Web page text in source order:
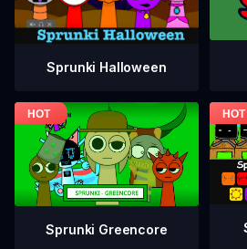
Sprunki Halloween
Sprunki Greencore